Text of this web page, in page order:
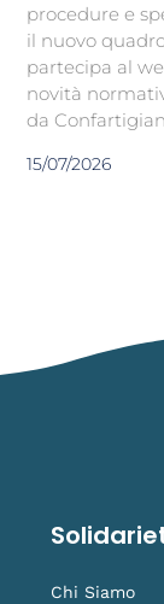
procedure e
il nuovo
partecipa al
novità
da
15/07/2026
Chi Siamo